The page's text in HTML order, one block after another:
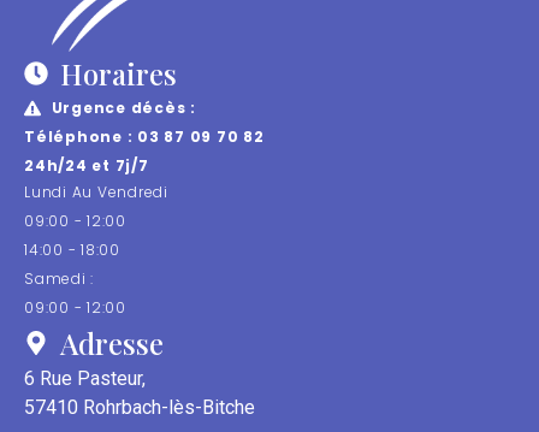
Horaires
Urgence décès :
Téléphone : 03 87 09 70 82
24h/24 et 7j/7
Lundi Au Vendredi
09:00 - 12:00
14:00 - 18:00
Samedi :
09:00 - 12:00
Adresse
6 Rue Pasteur,
57410 Rohrbach-lès-Bitche